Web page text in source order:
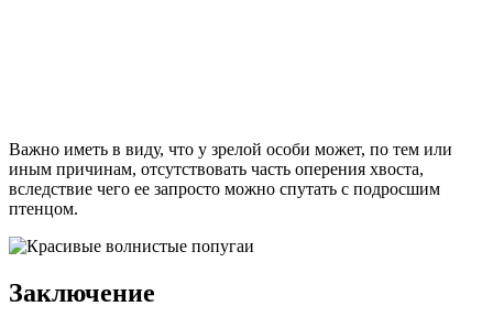
Важно иметь в виду, что у зрелой особи может, по тем или
иным причинам, отсутствовать часть оперения хвоста,
вследствие чего ее запросто можно спутать с подросшим
птенцом.
Заключение